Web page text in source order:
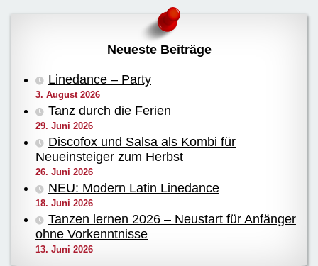
Neueste Beiträge
Linedance – Party
3. August 2026
Tanz durch die Ferien
29. Juni 2026
Discofox und Salsa als Kombi für
Neueinsteiger zum Herbst
26. Juni 2026
NEU: Modern Latin Linedance
18. Juni 2026
Tanzen lernen 2026 – Neustart für Anfänger
ohne Vorkenntnisse
13. Juni 2026